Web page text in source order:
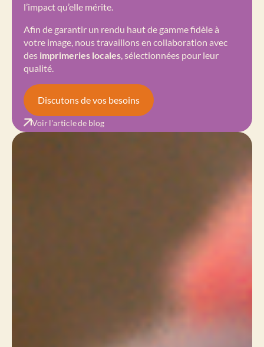
l’impact qu’elle mérite.
Afin de garantir un rendu haut de gamme fidèle à
votre image, nous travaillons en collaboration avec
des imprimeries locales, sélectionnées pour leur
qualité.
Discutons de vos besoins
Voir l'article de blog